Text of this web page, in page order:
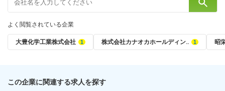
よく閲覧されている企業
大豊化学工業株式会社 株式会社カナオカホールディン‥ 昭
この企業に関連する求人を探す